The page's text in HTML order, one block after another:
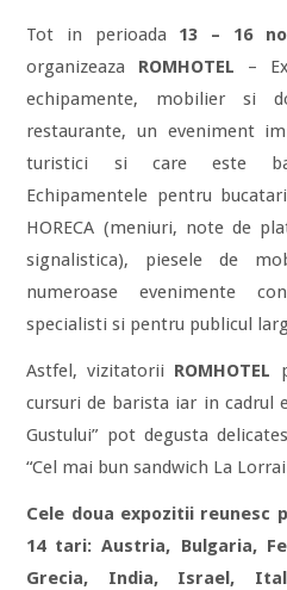
Tot in perioada 13 – 16
organizeaza ROMHOTEL –
echipamente, mobilier si
restaurante, un eveniment
turistici si care este
Echipamentele pentru
HORECA (meniuri, note de
signalistica), piesele de
numeroase evenimente
specialisti si pentru publicul
Astfel, vizitatorii ROMHOTEL
cursuri de barista iar in cadrul
Gustului” pot degusta
“Cel mai bun sandwich La
Cele doua expozitii reunesc
14 tari: Austria, Bulgaria,
Grecia, India, Israel,